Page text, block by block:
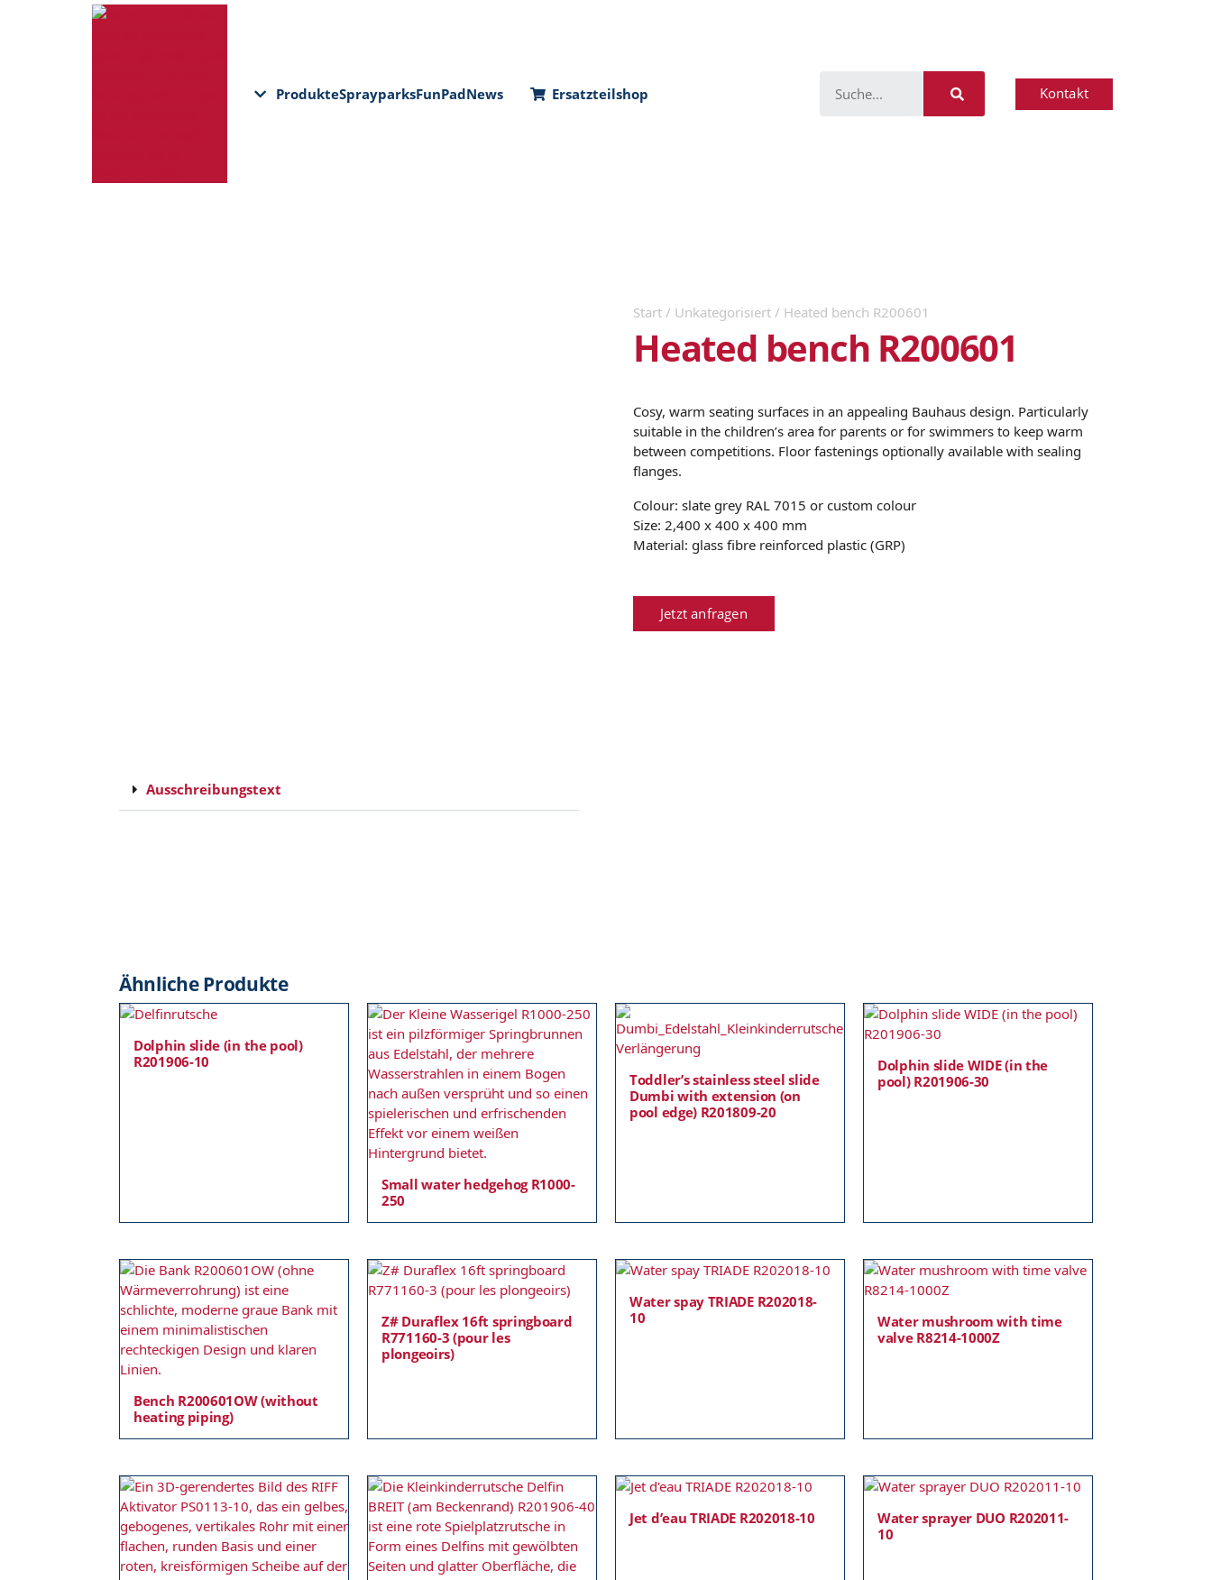
ProdukteSprayparksFunPadNews Ersatzteilshop Kontakt
Ausschreibungstext
Start / Unkategorisiert / Heated bench R200601
Heated bench R200601
Cosy, warm seating surfaces in an appealing Bauhaus design. Particularly
suitable in the children’s area for parents or for swimmers to keep warm
between competitions. Floor fastenings optionally available with sealing
flanges.
Colour: slate grey RAL 7015 or custom colour
Size: 2,400 x 400 x 400 mm
Material: glass fibre reinforced plastic (GRP)
Jetzt anfragen
Ähnliche Produkte
Dolphin slide (in the pool)
R201906-10
Small water hedgehog R1000-
250
Toddler’s stainless steel slide
Dumbi with extension (on
pool edge) R201809-20
Dolphin slide WIDE (in the
pool) R201906-30
Bench R200601OW (without
heating piping)
Z# Duraflex 16ft springboard
R771160-3 (pour les
plongeoirs)
Water spay TRIADE R202018-
10
Water mushroom with time
valve R8214-1000Z
Jet d’eau TRIADE R202018-10
Water sprayer DUO R202011-
10